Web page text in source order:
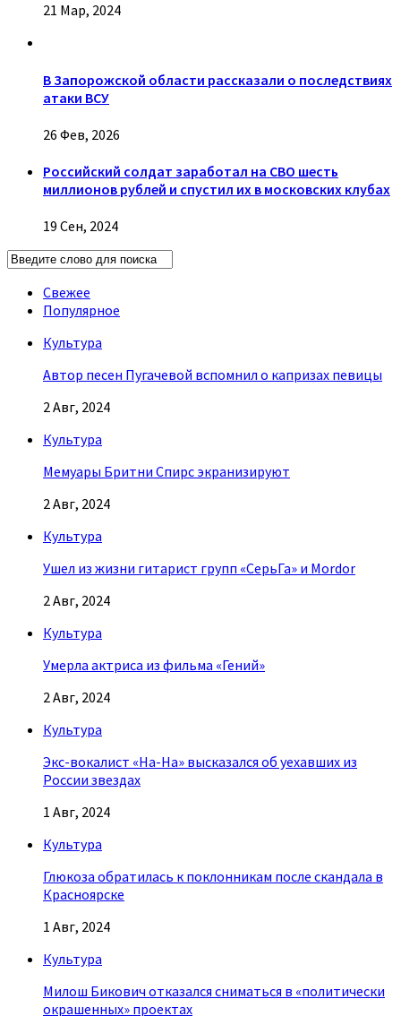
21 Мар, 2024
В Запорожской области рассказали о последствиях
атаки ВСУ
26 Фев, 2026
Российский солдат заработал на СВО шесть
миллионов рублей и спустил их в московских клубах
19 Сен, 2024
Свежее
Популярное
Культура
Автор песен Пугачевой вспомнил о капризах певицы
2 Авг, 2024
Культура
Мемуары Бритни Спирс экранизируют
2 Авг, 2024
Культура
Ушел из жизни гитарист групп «СерьГа» и Mordor
2 Авг, 2024
Культура
Умерла актриса из фильма «Гений»
2 Авг, 2024
Культура
Экс-вокалист «На-На» высказался об уехавших из
России звездах
1 Авг, 2024
Культура
Глюкоза обратилась к поклонникам после скандала в
Красноярске
1 Авг, 2024
Культура
Милош Бикович отказался сниматься в «политически
окрашенных» проектах